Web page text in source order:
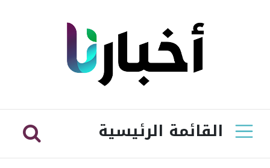
القائمة الرئيسية